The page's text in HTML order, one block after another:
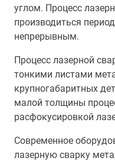
углом. Процесс
производиться
непрерывным.
Процесс лазерной
тонкими листами
крупногабаритных
малой толщины
расфокусировкой
Современное
лазерную сварку